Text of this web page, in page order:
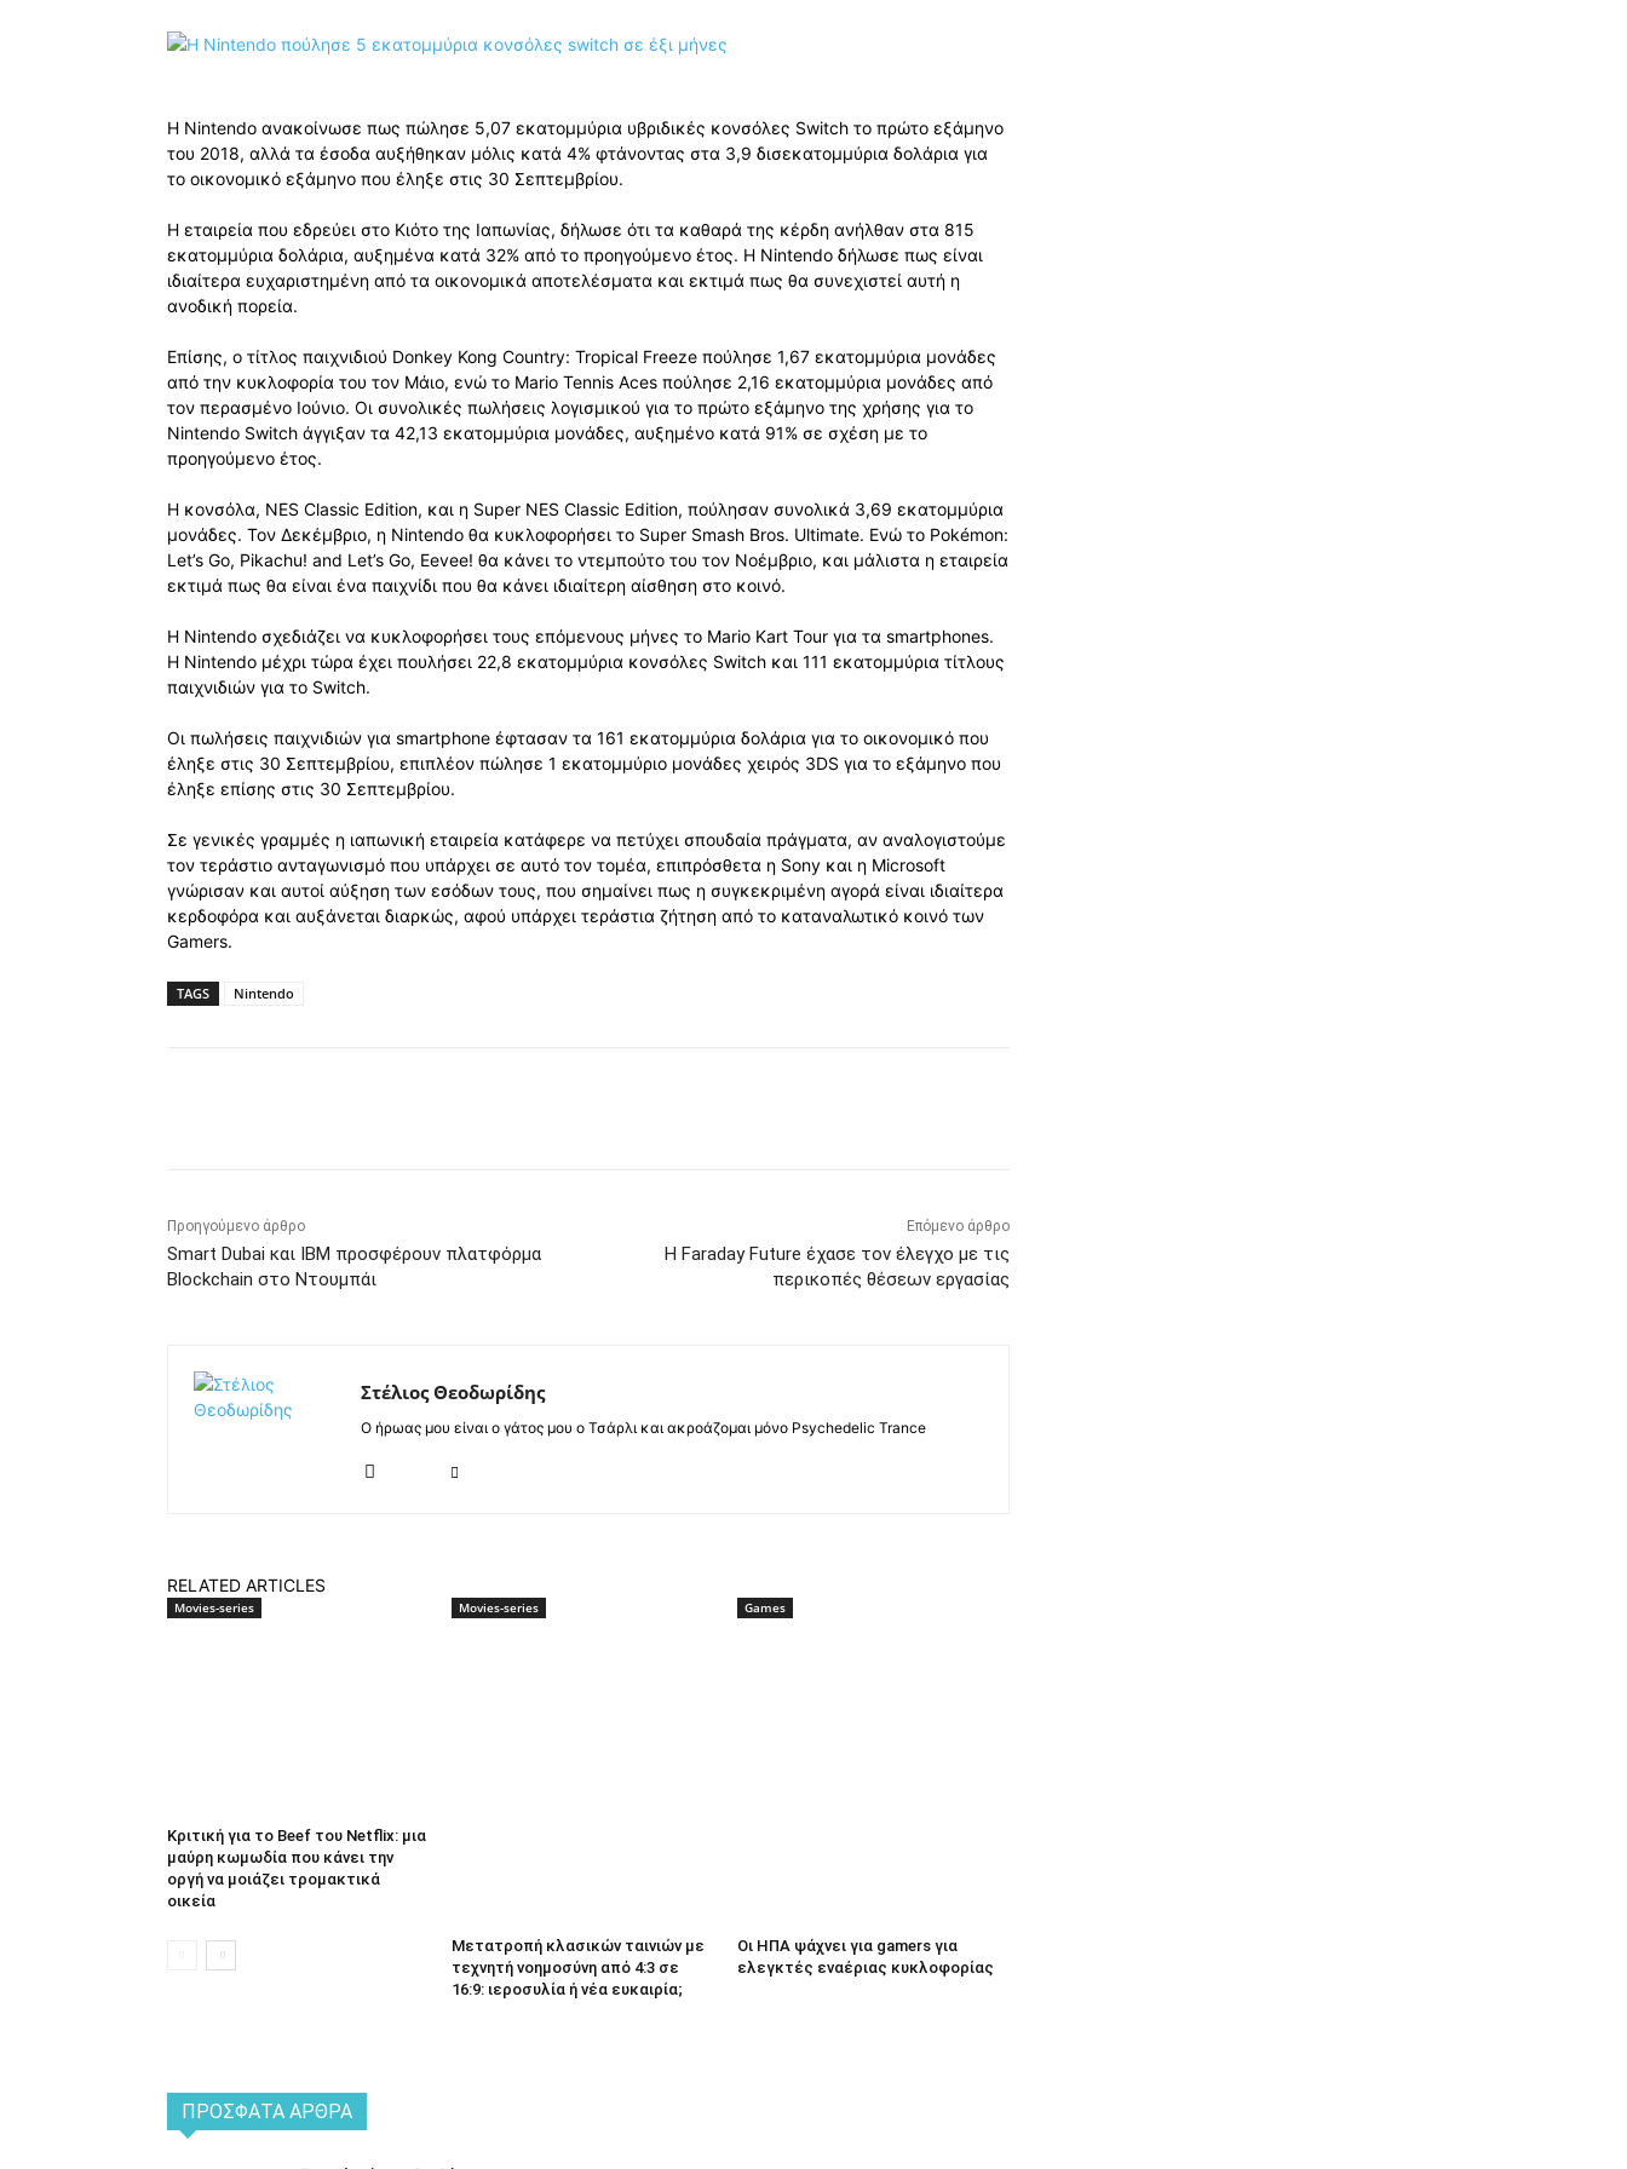
Η Nintendo ανακοίνωσε πως πώλησε 5,07 εκατομμύρια υβριδικές κονσόλες Switch το πρώτο εξάμηνο
του 2018, αλλά τα έσοδα αυξήθηκαν μόλις κατά 4% φτάνοντας στα 3,9 δισεκατομμύρια δολάρια για
το οικονομικό εξάμηνο που έληξε στις 30 Σεπτεμβρίου.
Η εταιρεία που εδρεύει στο Κιότο της Ιαπωνίας, δήλωσε ότι τα καθαρά της κέρδη ανήλθαν στα 815
εκατομμύρια δολάρια, αυξημένα κατά 32% από το προηγούμενο έτος. Η Nintendo δήλωσε πως είναι
ιδιαίτερα ευχαριστημένη από τα οικονομικά αποτελέσματα και εκτιμά πως θα συνεχιστεί αυτή η
ανοδική πορεία.
Επίσης, ο τίτλος παιχνιδιού Donkey Kong Country: Tropical Freeze πούλησε 1,67 εκατομμύρια μονάδες
από την κυκλοφορία του τον Μάιο, ενώ το Mario Tennis Aces πούλησε 2,16 εκατομμύρια μονάδες από
τον περασμένο Ιούνιο. Οι συνολικές πωλήσεις λογισμικού για το πρώτο εξάμηνο της χρήσης για το
Nintendo Switch άγγιξαν τα 42,13 εκατομμύρια μονάδες, αυξημένο κατά 91% σε σχέση με το
προηγούμενο έτος.
Η κονσόλα, NES Classic Edition, και η Super NES Classic Edition, πούλησαν συνολικά 3,69 εκατομμύρια
μονάδες. Τον Δεκέμβριο, η Nintendo θα κυκλοφορήσει το Super Smash Bros. Ultimate. Ενώ το Pokémon:
Let’s Go, Pikachu! and Let’s Go, Eevee! θα κάνει το ντεμπούτο του τον Νοέμβριο, και μάλιστα η εταιρεία
εκτιμά πως θα είναι ένα παιχνίδι που θα κάνει ιδιαίτερη αίσθηση στο κοινό.
Η Nintendo σχεδιάζει να κυκλοφορήσει τους επόμενους μήνες το Mario Kart Tour για τα smartphones.
Η Nintendo μέχρι τώρα έχει πουλήσει 22,8 εκατομμύρια κονσόλες Switch και 111 εκατομμύρια τίτλους
παιχνιδιών για το Switch.
Οι πωλήσεις παιχνιδιών για smartphone έφτασαν τα 161 εκατομμύρια δολάρια για το οικονομικό που
έληξε στις 30 Σεπτεμβρίου, επιπλέον πώλησε 1 εκατομμύριο μονάδες χειρός 3DS για το εξάμηνο που
έληξε επίσης στις 30 Σεπτεμβρίου.
Σε γενικές γραμμές η ιαπωνική εταιρεία κατάφερε να πετύχει σπουδαία πράγματα, αν αναλογιστούμε
τον τεράστιο ανταγωνισμό που υπάρχει σε αυτό τον τομέα, επιπρόσθετα η Sony και η Microsoft
γνώρισαν και αυτοί αύξηση των εσόδων τους, που σημαίνει πως η συγκεκριμένη αγορά είναι ιδιαίτερα
κερδοφόρα και αυξάνεται διαρκώς, αφού υπάρχει τεράστια ζήτηση από το καταναλωτικό κοινό των
Gamers.
TAGS Nintendo
Προηγούμενο άρθρο
Smart Dubai και IBM προσφέρουν πλατφόρμα
Blockchain στο Ντουμπάι
Επόμενο άρθρο
Η Faraday Future έχασε τον έλεγχο με τις
περικοπές θέσεων εργασίας
Στέλιος Θεοδωρίδης
Ο ήρωας μου είναι ο γάτος μου ο Τσάρλι και ακροάζομαι μόνο Psychedelic Trance
RELATED ARTICLES
Movies-series
Κριτική για το Beef του Netflix: μια
μαύρη κωμωδία που κάνει την
οργή να μοιάζει τρομακτικά
οικεία
Movies-series
Μετατροπή κλασικών ταινιών με
τεχνητή νοημοσύνη από 4:3 σε
16:9: ιεροσυλία ή νέα ευκαιρία;
Games
Οι ΗΠΑ ψάχνει για gamers για
ελεγκτές εναέριας κυκλοφορίας
ΠΡΌΣΦΑΤΑ ΆΡΘΡΑ